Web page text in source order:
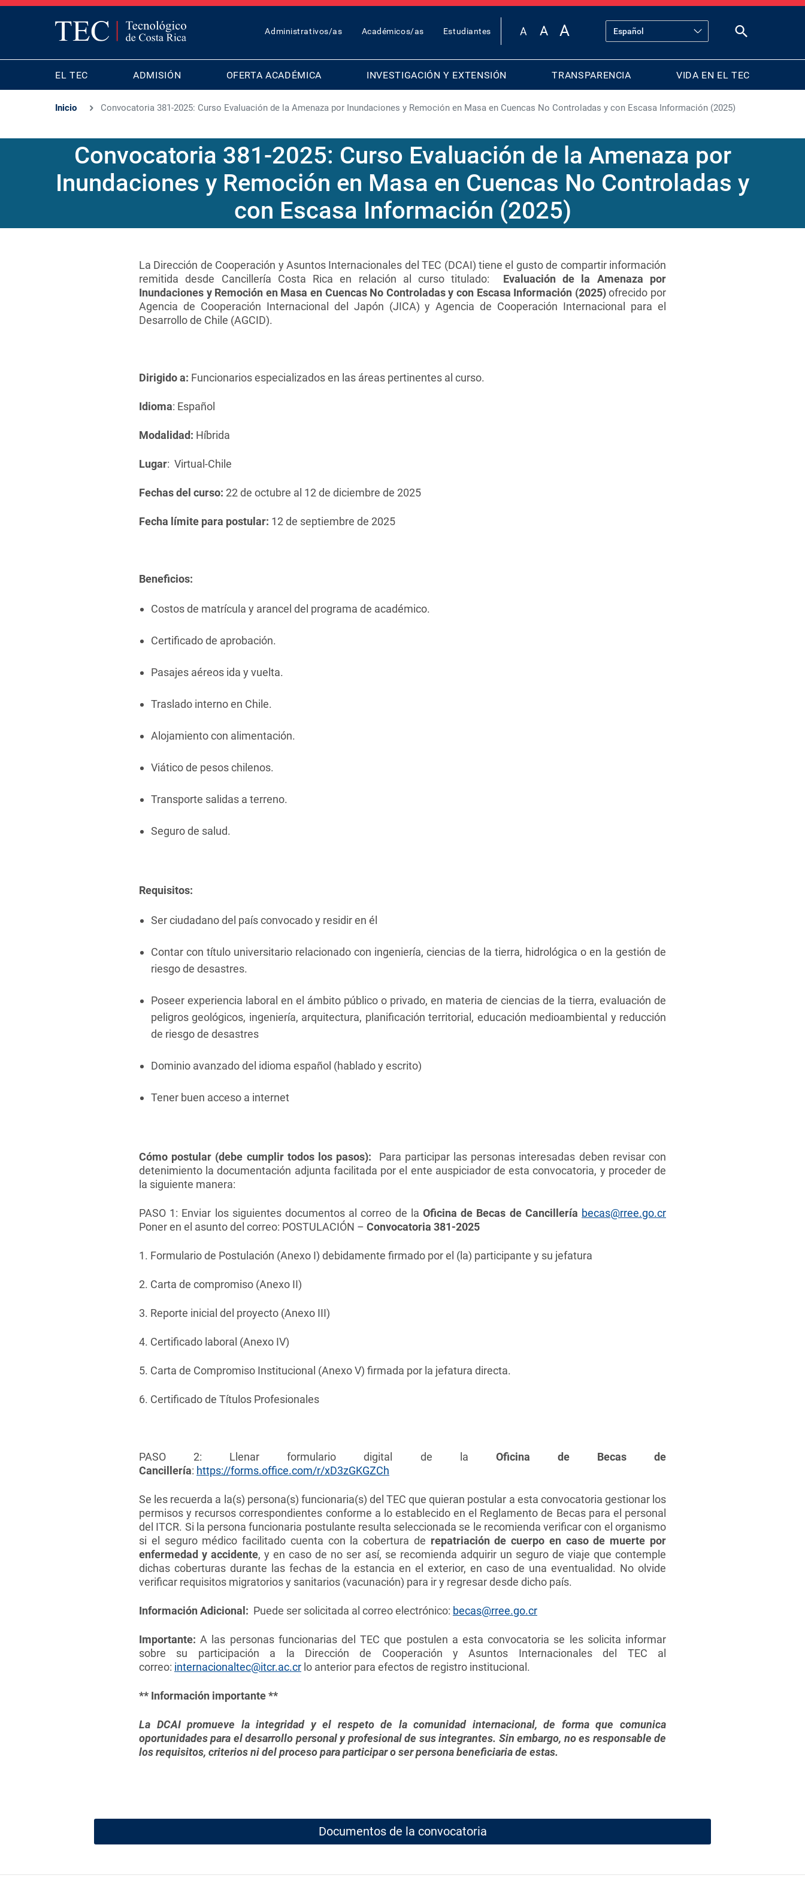
TOP
MENU
Administrativos/as Académicos/as Estudiantes
MAIN
NAVIGATION
EL TEC ADMISIÓN OFERTA ACADÉMICA INVESTIGACIÓN Y EXTENSIÓN TRANSPARENCIA VIDA EN EL TEC
Inicio Convocatoria 381-2025: Curso Evaluación de la Amenaza por Inundaciones y Remoción en Masa en Cuencas No Controladas y con Escasa Información (2025)
Convocatoria 381-2025: Curso Evaluación de la Amenaza por
Inundaciones y Remoción en Masa en Cuencas No Controladas y
con Escasa Información (2025)
La Dirección de Cooperación y Asuntos Internacionales del TEC (DCAI) tiene el gusto de compartir información
remitida desde Cancillería Costa Rica en relación al curso titulado:
Evaluación de la Amenaza por
Inundaciones y Remoción en Masa en Cuencas No Controladas y con Escasa Información (2025)ofrecido por
Agencia de Cooperación Internacional del Japón (JICA) y Agencia de Cooperación Internacional para el
Desarrollo de Chile (AGCID).
Dirigido a: Funcionarios especializados en las áreas pertinentes al curso.
Idioma: Español
Modalidad: Híbrida
Lugar: Virtual-Chile
Fechas del curso: 22 de octubre al 12 de diciembre de 2025
Fecha límite para postular: 12 de septiembre de 2025
Beneficios:
Costos de matrícula y arancel del programa de académico.
Certificado de aprobación.
Pasajes aéreos ida y vuelta.
Traslado interno en Chile.
Alojamiento con alimentación.
Viático de pesos chilenos.
Transporte salidas a terreno.
Seguro de salud.
Requisitos:
Ser ciudadano del país convocado y residir en él
Contar con título universitario relacionado con ingeniería, ciencias de la tierra, hidrológica o en la gestión de
riesgo de desastres.
Poseer experiencia laboral en el ámbito público o privado, en materia de ciencias de la tierra, evaluación de
peligros geológicos, ingeniería, arquitectura, planificación territorial, educación medioambiental y reducción
de riesgo de desastres
Dominio avanzado del idioma español (hablado y escrito)
Tener buen acceso a internet
Cómo postular (debe cumplir todos los pasos): Para participar las personas interesadas deben revisar con
detenimiento la documentación adjunta facilitada por el ente auspiciador de esta convocatoria, y proceder de
la siguiente manera:
PASO 1: Enviar los siguientes documentos al correo de la Oficina de Becas de Cancillería becas@rree.go.cr
Poner en el asunto del correo: POSTULACIÓN – Convocatoria 381-2025
1. Formulario de Postulación (Anexo I) debidamente firmado por el (la) participante y su jefatura
2. Carta de compromiso (Anexo II)
3. Reporte inicial del proyecto (Anexo III)
4. Certificado laboral (Anexo IV)
5. Carta de Compromiso Institucional (Anexo V) firmada por la jefatura directa.
6. Certificado de Títulos Profesionales
PASO 2: Llenar formulario digital de la Oficina de Becas de
Cancillería: https://forms.office.com/r/xD3zGKGZCh
Se les recuerda a la(s) persona(s) funcionaria(s) del TEC que quieran postular a esta convocatoria gestionar los
permisos y recursos correspondientes conforme a lo establecido en el Reglamento de Becas para el personal
del ITCR. Si la persona funcionaria postulante resulta seleccionada se le recomienda verificar con el organismo
si el seguro médico facilitado cuenta con la cobertura de repatriación de cuerpo en caso de muerte por
enfermedad y accidente, y en caso de no ser así, se recomienda adquirir un seguro de viaje que contemple
dichas coberturas durante las fechas de la estancia en el exterior, en caso de una eventualidad. No olvide
verificar requisitos migratorios y sanitarios (vacunación) para ir y regresar desde dicho país.
Información Adicional: Puede ser solicitada al correo electrónico: becas@rree.go.cr
Importante: A las personas funcionarias del TEC que postulen a esta convocatoria se les solicita informar
sobre su participación a la Dirección de Cooperación y Asuntos Internacionales del TEC al
correo: internacionaltec@itcr.ac.cr lo anterior para efectos de registro institucional.
** Información importante **
La DCAI promueve la integridad y el respeto de la comunidad internacional, de forma que comunica
oportunidades para el desarrollo personal y profesional de sus integrantes. Sin embargo, no es responsable de
los requisitos, criterios ni del proceso para participar o ser persona beneficiaria de estas.
Documentos de la convocatoria